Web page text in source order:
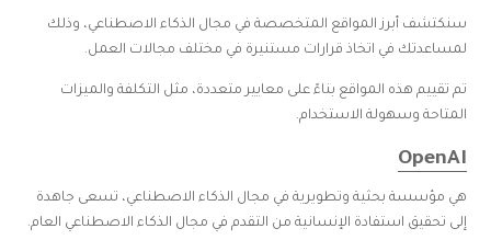
سنكتشف أبرز المواقع المتخصصة في مجال الذكاء الاصطناعي، وذلك
لمساعدتك في اتخاذ قرارات مستنيرة في مختلف مجالات العمل.
تم تقييم هذه المواقع بناءً على معايير متعددة، مثل التكلفة والميزات
المتاحة وسهولة الاستخدام.
OpenAI
هي مؤسسة بحثية وتطويرية في مجال الذكاء الاصطناعي، تسعى جاهدة
إلى تحقيق استفادة الإنسانية من التقدم في مجال الذكاء الاصطناعي العام.